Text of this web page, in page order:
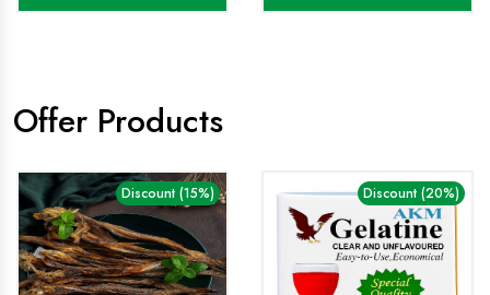
Offer Products
Discount (15%) Discount (20%)